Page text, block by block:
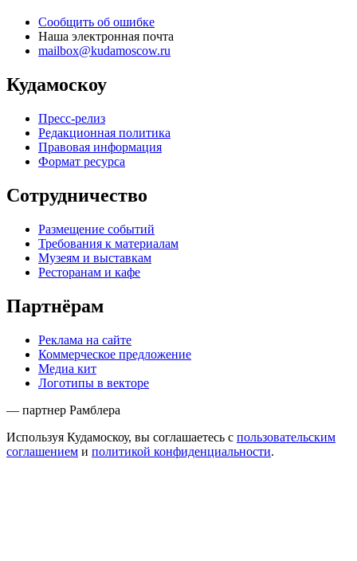
Сообщить об ошибке
Наша электронная почта
mailbox@kudamoscow.ru
Кудамоскоу
Пресс-релиз
Редакционная политика
Правовая информация
Формат ресурса
Сотрудничество
Размещение событий
Требования к материалам
Музеям и выставкам
Ресторанам и кафе
Партнёрам
Реклама на сайте
Коммерческое предложение
Медиа кит
Логотипы в векторе
— партнер Рамблера
Используя Кудамоскоу, вы соглашаетесь с пользовательским
соглашением и политикой конфиденциальности.